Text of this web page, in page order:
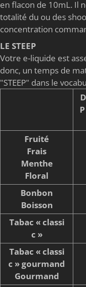
en flacon de 10mL. Il
totalité du ou des
concentration
LE STEEP
Votre e-liquide est
donc, un temps de
"STEEP" dans le
Fruité
Frais
Menthe
Floral
Bonbon
Boisson
Tabac « classi
c »
Tabac « classi
c » gourmand
Gourmand